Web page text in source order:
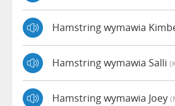
Hamstring wymawia
Hamstring wymawia Salli
Hamstring wymawia Joey